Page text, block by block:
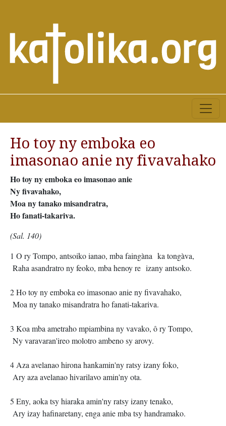
Ho toy ny emboka eo
imasonao anie ny fivavahako
Ho toy ny emboka eo imasonao anie
Ny fivavahako,
Moa ny tanako misandratra,
Ho fanati-takariva.
(Sal. 140)
1 O ry Tompo, antsoiko ianao, mba faingàna ka tongàva,
Raha asandratro ny feoko, mba henoy re izany antsoko.
2 Ho toy ny emboka eo imasonao anie ny fivavahako,
Moa ny tanako misandratra ho fanati-takariva.
3 Koa mba ametraho mpiambina ny vavako, ô ry Tompo,
Ny varavaran'ireo molotro ambeno sy arovy.
4 Aza avelanao hirona hankamin'ny ratsy izany foko,
Ary aza avelanao hivarilavo amin'ny ota.
5 Eny, aoka tsy hiaraka amin'ny ratsy izany tenako,
Ary izay hafinaretany, enga anie mba tsy handramako.